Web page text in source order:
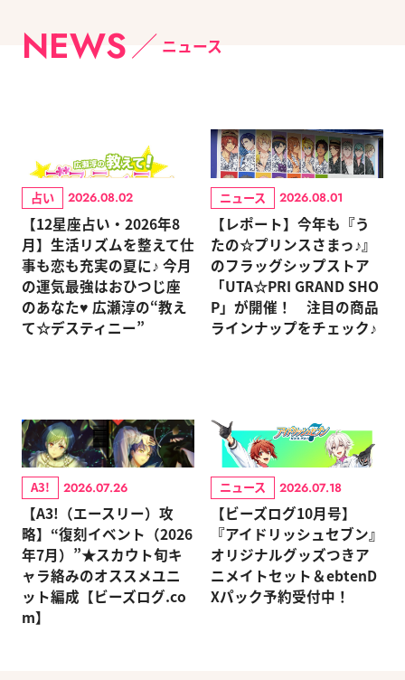
NEWS ニュース
占い 2026.08.02
【12星座占い・2026年8
月】生活リズムを整えて仕
事も恋も充実の夏に♪ 今月
の運気最強はおひつじ座
のあなた♥ 広瀬淳の“教え
て☆デスティニー”
ニュース 2026.08.01
【レポート】今年も『う
たの☆プリンスさまっ♪』
のフラッグシップストア
「UTA☆PRI GRAND SHO
P」が開催！ 注目の商品
ラインナップをチェック♪
A3! 2026.07.26
【A3!（エースリー）攻
略】“復刻イベント（2026
年7月）”★スカウト旬キ
ャラ絡みのオススメユニ
ット編成【ビーズログ.co
m】
ニュース 2026.07.18
【ビーズログ10月号】
『アイドリッシュセブン』
オリジナルグッズつきア
ニメイトセット＆ebtenD
Xパック予約受付中！